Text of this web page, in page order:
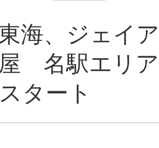
海、ジェイ
名駅エリ
タート